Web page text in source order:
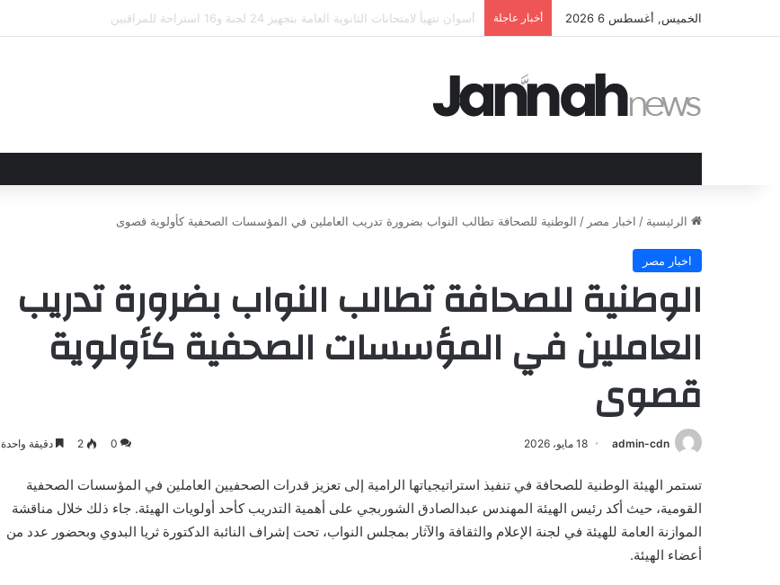
الخميس, أغسطس 6 2026 أخبار عاجلة الهند وقبرص تعززان علاقاتهما من خلال تأسيس شراكة استراتيجية جديدة
الرئيسية / اخبار مصر / الوطنية للصحافة تطالب النواب بضرورة تدريب العاملين في المؤسسات الصحفية كأولوية قصوى
اخبار مصر
الوطنية للصحافة تطالب النواب بضرورة تدريب
العاملين في المؤسسات الصحفية كأولوية
قصوى
admin-cdn 18 مايو، 2026 0
2 دقيقة واحدة
تستمر الهيئة الوطنية للصحافة في تنفيذ استراتيجياتها الرامية إلى تعزيز قدرات الصحفيين العاملين في المؤسسات الصحفية
القومية، حيث أكد رئيس الهيئة المهندس عبدالصادق الشوربجي على أهمية التدريب كأحد أولويات الهيئة. جاء ذلك خلال مناقشة
الموازنة العامة للهيئة في لجنة الإعلام والثقافة والآثار بمجلس النواب، تحت إشراف النائبة الدكتورة ثريا البدوي وبحضور عدد من
أعضاء الهيئة.